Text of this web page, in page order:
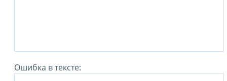
Ошибка в тексте: